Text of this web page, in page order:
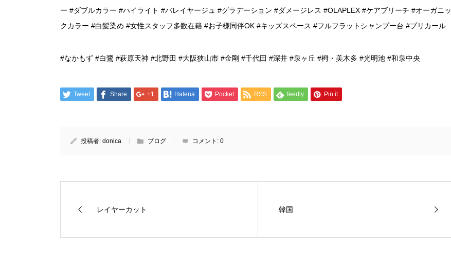
ー #ダブルカラー #ハイライト #バレイヤージュ #グラデーション #ダメージレス #OLAPLEX #ケアブリーチ #オーガニッ
クカラー #白髪染め #女性スタッフ多数在籍 #お子様同伴OK #キッズスペース #フルフラットシャンプー台 #プリカール
#なかもず #白鷺 #萩原天神 #北野田 #大阪狭山市 #金剛 #千代田 #深井 #泉ヶ丘 #栂・美木多 #光明池 #和泉中央
Tweet Share +1 Hatena Pocket RSS feedly Pin it
投稿者: donica ブログ コメント: 0
レイヤーカット 韓国